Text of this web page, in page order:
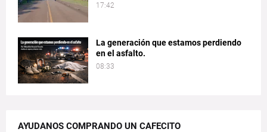
17:42
La generación que estamos perdiendo
en el asfalto.
08:33
AYUDANOS COMPRANDO UN CAFECITO